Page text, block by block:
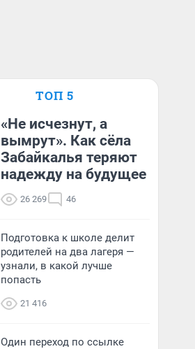
ТОП 5
«Не исчезнут, а
вымрут». Как сёла
Забайкалья теряют
надежду на будущее
26 269 46
Подготовка к школе делит
родителей на два лагеря —
узнали, в какой лучше
попасть
21 416
Один переход по ссылке